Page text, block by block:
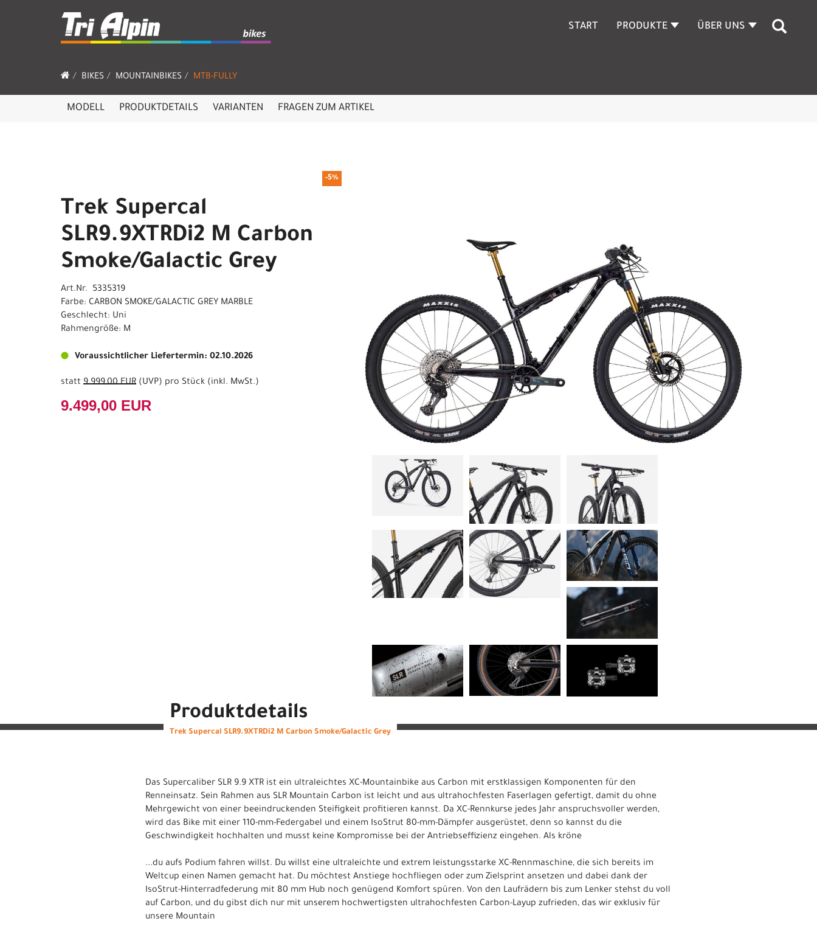
START PRODUKTE ÜBER UNS
BIKES MOUNTAINBIKES MTB-FULLY
MODELL PRODUKTDETAILS VARIANTEN FRAGEN ZUM ARTIKEL
-5%
Trek Supercal
SLR9.9XTRDi2 M Carbon
Smoke/Galactic Grey
Art.Nr. 5335319
Farbe: CARBON SMOKE/GALACTIC GREY MARBLE
Geschlecht: Uni
Rahmengröße: M
Voraussichtlicher Liefertermin: 02.10.2026
statt 9.999,00 EUR (UVP) pro Stück (inkl. MwSt.)
9.499,00 EUR
Produktdetails
Trek Supercal SLR9.9XTRDi2 M Carbon Smoke/Galactic Grey
Das Supercaliber SLR 9.9 XTR ist ein ultraleichtes XC-Mountainbike aus Carbon mit erstklassigen Komponenten für den
Renneinsatz. Sein Rahmen aus SLR Mountain Carbon ist leicht und aus ultrahochfesten Faserlagen gefertigt, damit du ohne
Mehrgewicht von einer beeindruckenden Steifigkeit profitieren kannst. Da XC-Rennkurse jedes Jahr anspruchsvoller werden,
wird das Bike mit einer 110-mm-Federgabel und einem IsoStrut 80-mm-Dämpfer ausgerüstet, denn so kannst du die
Geschwindigkeit hochhalten und musst keine Kompromisse bei der Antriebseffizienz eingehen. Als kröne
...du aufs Podium fahren willst. Du willst eine ultraleichte und extrem leistungsstarke XC-Rennmaschine, die sich bereits im
Weltcup einen Namen gemacht hat. Du möchtest Anstiege hochfliegen oder zum Zielsprint ansetzen und dabei dank der
IsoStrut-Hinterradfederung mit 80 mm Hub noch genügend Komfort spüren. Von den Laufrädern bis zum Lenker stehst du voll
auf Carbon, und du gibst dich nur mit unserem hochwertigsten ultrahochfesten Carbon-Layup zufrieden, das wir exklusiv für
unsere Mountain